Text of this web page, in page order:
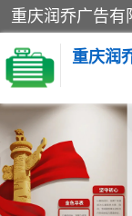
重庆润
招牌类
灯箱类